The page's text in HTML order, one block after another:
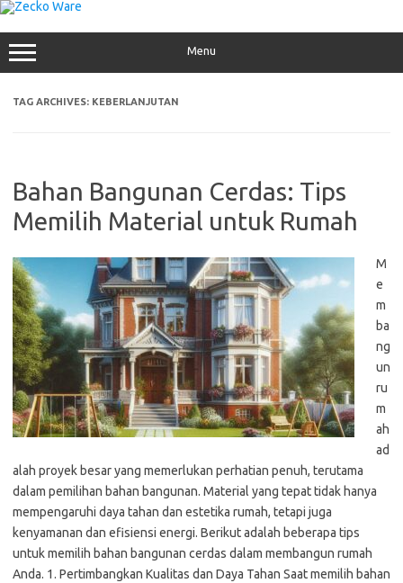
Skip
to
content
Menu
TAG ARCHIVES: KEBERLANJUTAN
Bahan Bangunan Cerdas: Tips
Memilih Material untuk Rumah
M
e
m
ba
ng
un
ru
m
ah
ad
alah proyek besar yang memerlukan perhatian penuh, terutama
dalam pemilihan bahan bangunan. Material yang tepat tidak hanya
mempengaruhi daya tahan dan estetika rumah, tetapi juga
kenyamanan dan efisiensi energi. Berikut adalah beberapa tips
untuk memilih bahan bangunan cerdas dalam membangun rumah
Anda. 1. Pertimbangkan Kualitas dan Daya Tahan Saat memilih bahan